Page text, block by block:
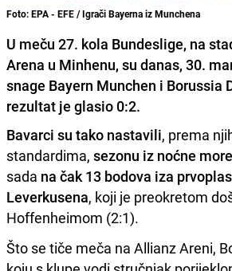
Foto: EPA - EFE / Igrači Bayerna iz Munchena
U meču 27. kola Bundeslige, na
Arena u Minhenu, su danas, 30.
snage Bayern Munchen i Borussia
rezultat je glasio 0:2.
Bavarci su tako nastavili, prema
standardima, sezonu iz noćne more
sada na čak 13 bodova iza
Leverkusena, koji je preokretom
Hoffenheimom (2:1).
Što se tiče meča na Allianz Areni,